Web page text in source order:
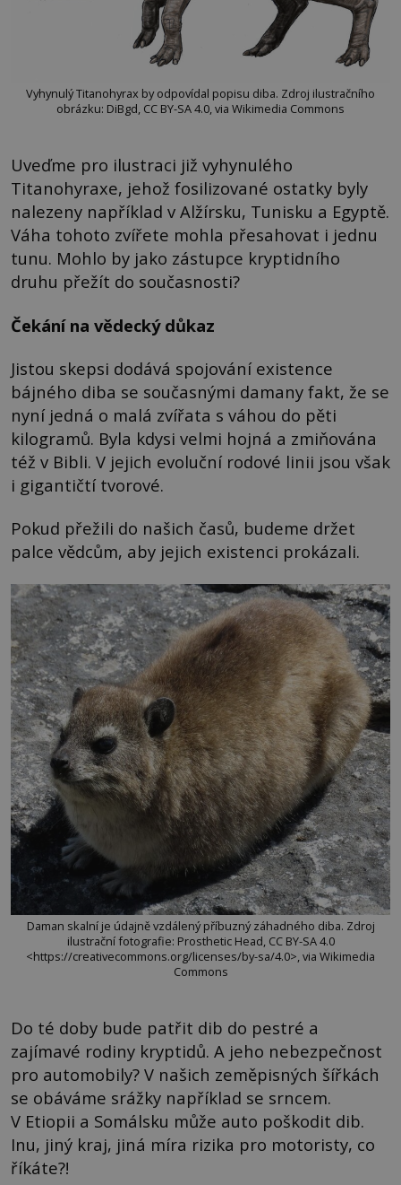
Vyhynulý Titanohyrax by odpovídal popisu diba. Zdroj ilustračního
obrázku: DiBgd, CC BY-SA 4.0, via Wikimedia Commons
Uveďme pro ilustraci již vyhynulého
Titanohyraxe, jehož fosilizované ostatky byly
nalezeny například v Alžírsku, Tunisku a Egyptě.
Váha tohoto zvířete mohla přesahovat i jednu
tunu. Mohlo by jako zástupce kryptidního
druhu přežít do současnosti?
Čekání na vědecký důkaz
Jistou skepsi dodává spojování existence
bájného diba se současnými damany fakt, že se
nyní jedná o malá zvířata s váhou do pěti
kilogramů. Byla kdysi velmi hojná a zmiňována
též v Bibli. V jejich evoluční rodové linii jsou však
i gigantičtí tvorové.
Pokud přežili do našich časů, budeme držet
palce vědcům, aby jejich existenci prokázali.
Daman skalní je údajně vzdálený příbuzný záhadného diba. Zdroj
ilustrační fotografie: Prosthetic Head, CC BY-SA 4.0
<https://creativecommons.org/licenses/by-sa/4.0>, via Wikimedia
Commons
Do té doby bude patřit dib do pestré a
zajímavé rodiny kryptidů. A jeho nebezpečnost
pro automobily? V našich zeměpisných šířkách
se obáváme srážky například se srncem.
V Etiopii a Somálsku může auto poškodit dib.
Inu, jiný kraj, jiná míra rizika pro motoristy, co
říkáte?!